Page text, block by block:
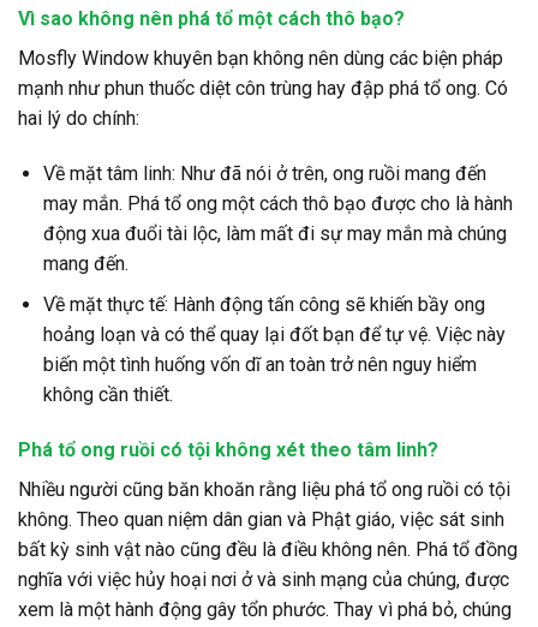
Vì sao không nên phá tổ một cách thô bạo?
Mosfly Window khuyên bạn không nên dùng các biện pháp
mạnh như phun thuốc diệt côn trùng hay đập phá tổ ong. Có
hai lý do chính:
Về mặt tâm linh: Như đã nói ở trên, ong ruồi mang đến
may mắn. Phá tổ ong một cách thô bạo được cho là hành
động xua đuổi tài lộc, làm mất đi sự may mắn mà chúng
mang đến.
Về mặt thực tế: Hành động tấn công sẽ khiến bầy ong
hoảng loạn và có thể quay lại đốt bạn để tự vệ. Việc này
biến một tình huống vốn dĩ an toàn trở nên nguy hiểm
không cần thiết.
Phá tổ ong ruồi có tội không xét theo tâm linh?
Nhiều người cũng băn khoăn rằng liệu phá tổ ong ruồi có tội
không. Theo quan niệm dân gian và Phật giáo, việc sát sinh
bất kỳ sinh vật nào cũng đều là điều không nên. Phá tổ đồng
nghĩa với việc hủy hoại nơi ở và sinh mạng của chúng, được
xem là một hành động gây tổn phước. Thay vì phá bỏ, chúng